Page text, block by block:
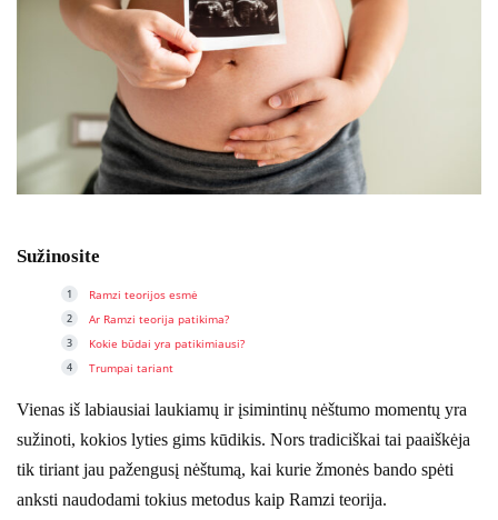
Sužinosite
Ramzi teorijos esmė
Ar Ramzi teorija patikima?
Kokie būdai yra patikimiausi?
Trumpai tariant
Vienas iš labiausiai laukiamų ir įsimintinų nėštumo momentų yra
sužinoti, kokios lyties gims kūdikis. Nors tradiciškai tai paaiškėja
tik tiriant jau pažengusį nėštumą, kai kurie žmonės bando spėti
anksti naudodami tokius metodus kaip Ramzi teorija.